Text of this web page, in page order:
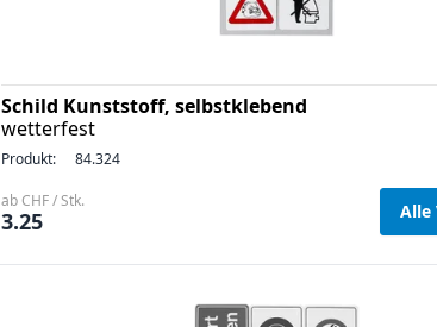
Schild Kunststoff, selbstklebend
wetterfest
Produkt: 84.324
ab CHF / Stk.
3.25 Alle